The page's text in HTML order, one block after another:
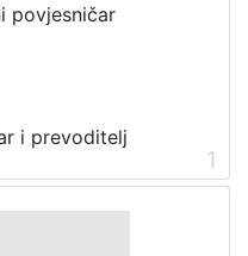
povjesničar
i prevoditelj
1